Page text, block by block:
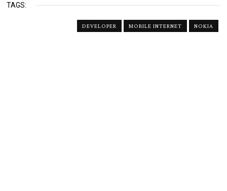
TAGS:
DEVELOPER MOBILE INTERNET NOKIA